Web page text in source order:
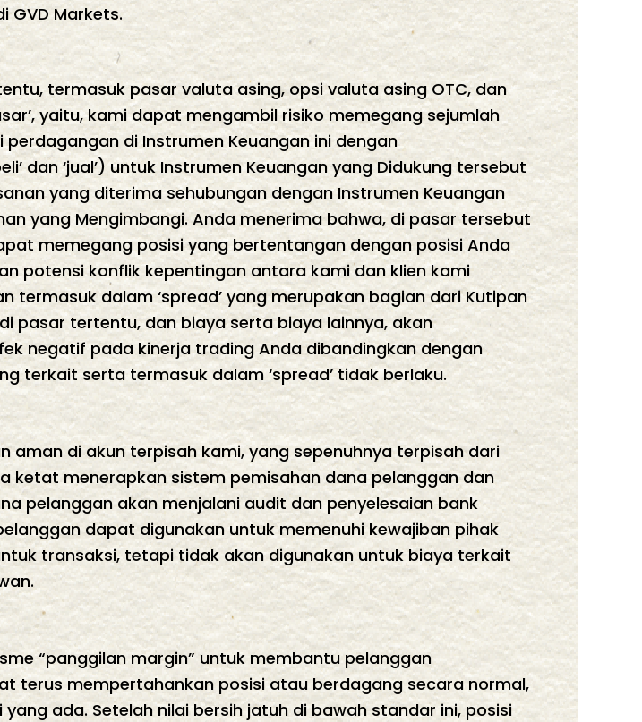
GVD Markets.
termasuk pasar valuta asing, opsi valuta asing OTC, dan
yaitu, kami dapat mengambil risiko memegang sejumlah
di Instrumen Keuangan ini dengan
dan ‘jual’) untuk Instrumen Keuangan yang Didukung tersebut
yang diterima sehubungan dengan Instrumen Keuangan
yang Mengimbangi. Anda menerima bahwa, di pasar tersebut
memegang posisi yang bertentangan dengan posisi Anda
potensi konflik kepentingan antara kami dan klien kami
termasuk dalam ‘spread’ yang merupakan bagian dari Kutipan
pasar tertentu, dan biaya serta biaya lainnya, akan
negatif pada kinerja trading Anda dibandingkan dengan
terkait serta termasuk dalam ‘spread’ tidak berlaku.
aman di akun terpisah kami, yang sepenuhnya terpisah dari
ketat menerapkan sistem pemisahan dana pelanggan dan
pelanggan akan menjalani audit dan penyelesaian bank
dapat digunakan untuk memenuhi kewajiban pihak
transaksi, tetapi tidak akan digunakan untuk biaya terkait
“panggilan margin” untuk membantu pelanggan
terus mempertahankan posisi atau berdagang secara normal,
ada. Setelah nilai bersih jatuh di bawah standar ini, posisi